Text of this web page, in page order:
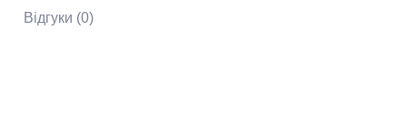
Відгуки (0)